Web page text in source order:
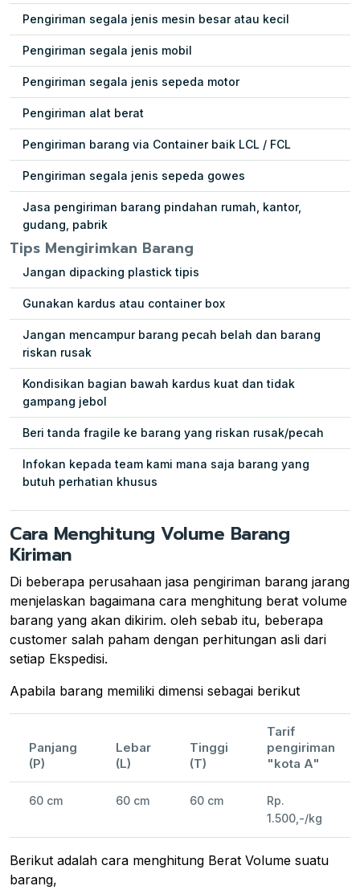
Pengiriman segala jenis mesin besar atau kecil
Pengiriman segala jenis mobil
Pengiriman segala jenis sepeda motor
Pengiriman alat berat
Pengiriman barang via Container baik LCL / FCL
Pengiriman segala jenis sepeda gowes
Jasa pengiriman barang pindahan rumah, kantor,
gudang, pabrik
Tips Mengirimkan Barang
Jangan dipacking plastick tipis
Gunakan kardus atau container box
Jangan mencampur barang pecah belah dan barang
riskan rusak
Kondisikan bagian bawah kardus kuat dan tidak
gampang jebol
Beri tanda fragile ke barang yang riskan rusak/pecah
Infokan kepada team kami mana saja barang yang
butuh perhatian khusus
Cara Menghitung Volume Barang
Kiriman
Di beberapa perusahaan jasa pengiriman barang jarang
menjelaskan bagaimana cara menghitung berat volume
barang yang akan dikirim. oleh sebab itu, beberapa
customer salah paham dengan perhitungan asli dari
setiap Ekspedisi.
Apabila barang memiliki dimensi sebagai berikut
Panjang
(P)
Lebar
(L)
Tinggi
(T)
Tarif
pengiriman
"kota A"
60 cm 60 cm 60 cm
Rp.
1.500,-/kg
Berikut adalah cara menghitung Berat Volume suatu
barang,